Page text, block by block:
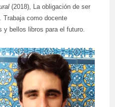
(2018), La obligación de ser
Trabaja como docente
y bellos libros para el futuro.